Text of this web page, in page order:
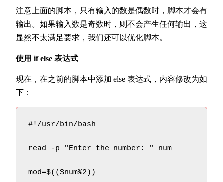
注意上面的脚本，只有输入的数是偶数时，脚本才会有
输出。如果输入数是奇数时，则不会产生任何输出，这
显然不太满足要求，我们还可以优化脚本。
使用 if else 表达式
现在，在之前的脚本中添加 else 表达式，内容修改为如
下：
#!/usr/bin/bash
read -p "Enter the number: " num
mod=$(($num%2))